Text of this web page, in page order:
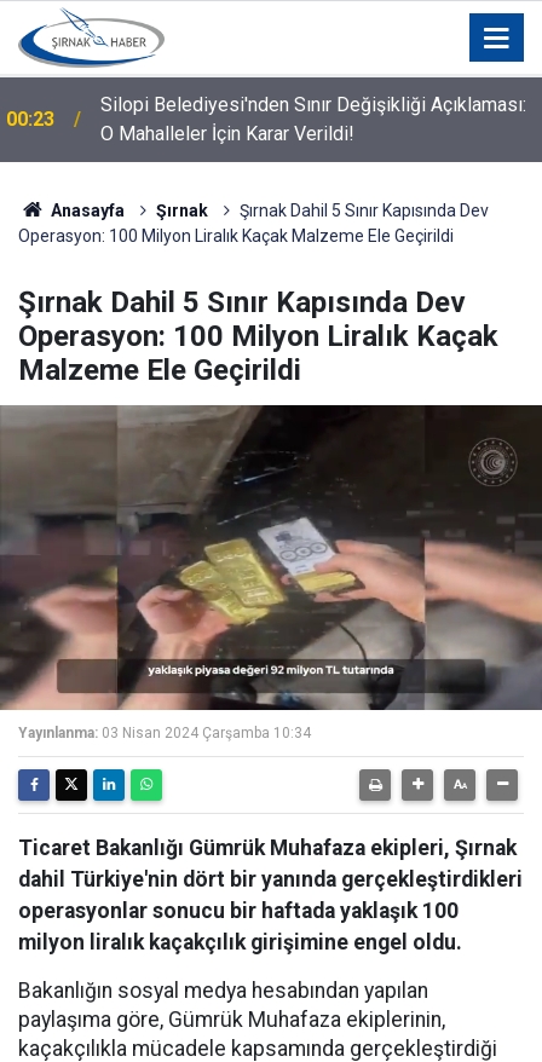
00:22
Çerçeve yasası ile Demirtaş çıkacak mı? Bakan
Gürlek açıkladı
Anasayfa Şırnak
Şırnak Dahil 5 Sınır Kapısında Dev
Operasyon: 100 Milyon Liralık Kaçak Malzeme Ele Geçirildi
Şırnak Dahil 5 Sınır Kapısında Dev
Operasyon: 100 Milyon Liralık Kaçak
Malzeme Ele Geçirildi
Yayınlanma: 03 Nisan 2024 Çarşamba 10:34
Ticaret Bakanlığı Gümrük Muhafaza ekipleri, Şırnak
dahil Türkiye'nin dört bir yanında gerçekleştirdikleri
operasyonlar sonucu bir haftada yaklaşık 100
milyon liralık kaçakçılık girişimine engel oldu.
Bakanlığın sosyal medya hesabından yapılan
paylaşıma göre, Gümrük Muhafaza ekiplerinin,
kaçakçılıkla mücadele kapsamında gerçekleştirdiği